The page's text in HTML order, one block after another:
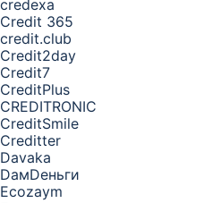
credexa
Credit 365
credit.club
Credit2day
Credit7
CreditPlus
CREDITRONIC
CreditSmile
Creditter
Davaka
DамDеньги
Ecozaym